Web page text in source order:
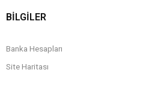
BİLGİLER
Banka Hesapları
Site Haritası